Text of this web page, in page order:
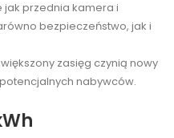
jak przednia kamera i
bezpieczeństwo, jak i
zasięg czynią nowy
nabywców.